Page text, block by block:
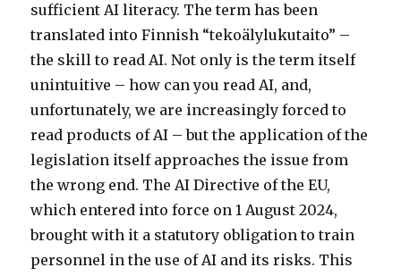
sufficient AI literacy. The term has been
translated into Finnish “tekoälylukutaito” –
the skill to read AI. Not only is the term itself
unintuitive – how can you read AI, and,
unfortunately, we are increasingly forced to
read products of AI – but the application of the
legislation itself approaches the issue from
the wrong end. The AI Directive of the EU,
which entered into force on 1 August 2024,
brought with it a statutory obligation to train
personnel in the use of AI and its risks. This